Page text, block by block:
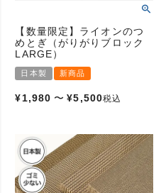
【数量限定】ライオンのつ
めとぎ（がりがりブロック
LARGE）
日本製 新商品
¥1,980 〜 ¥5,500税込